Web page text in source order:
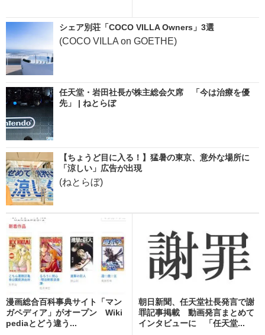
シェア別荘「COCO VILLA Owners」3選
(COCO VILLA on GOETHE)
任天堂・岩田社長が株主総会欠席 「今は治療を優
先」 | ねとらぼ
【ちょうど目に入る！】猛暑の東京、意外な場所に
「涼しい」広告が出現
(ねとらぼ)
漫画総合百科事典サイト「マン
ガペディア」がオープン Wiki
pediaとどう違う...
朝日新聞、任天堂社長発言で謝
罪記事掲載 動画発言まとめて
インタビューに 「任天堂...